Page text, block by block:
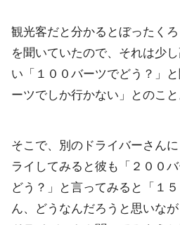
観光客だと分かるとぼったく
を聞いていたので、それは少
い「１００バーツでどう？ 」
ーツでしか行かない」とのこと
そこで、別のドライバーさん
ライしてみると彼も「２００
どう？」
と言ってみると「１
ん、
どうなんだろうと思いなが